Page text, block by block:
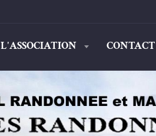
L'ASSOCIATION CONTACT